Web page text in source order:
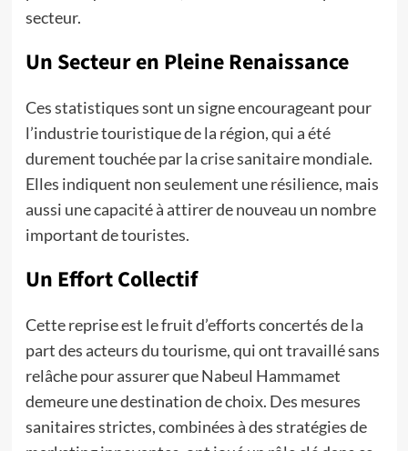
secteur.
Un Secteur en Pleine Renaissance
Ces statistiques sont un signe encourageant pour
l’industrie touristique de la région, qui a été
durement touchée par la crise sanitaire mondiale.
Elles indiquent non seulement une résilience, mais
aussi une capacité à attirer de nouveau un nombre
important de touristes.
Un Effort Collectif
Cette reprise est le fruit d’efforts concertés de la
part des acteurs du tourisme, qui ont travaillé sans
relâche pour assurer que Nabeul Hammamet
demeure une destination de choix. Des mesures
sanitaires strictes, combinées à des stratégies de